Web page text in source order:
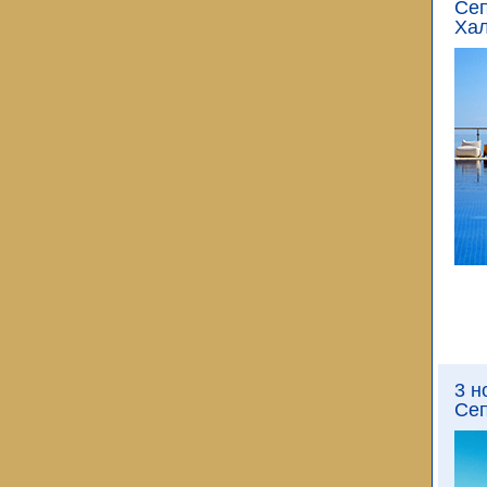
3